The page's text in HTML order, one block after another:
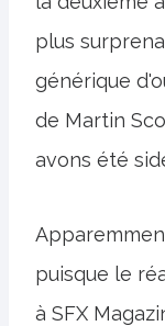
plus
générique
de Martin
avons été
puisque le
à SFX